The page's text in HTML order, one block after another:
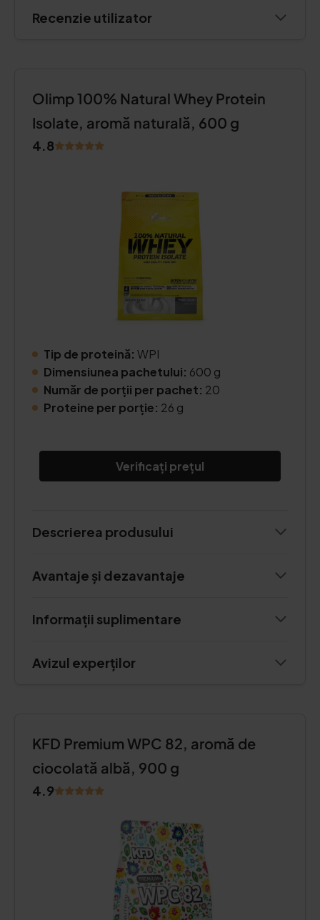
Recenzie utilizator
Olimp 100% Natural Whey Protein
Isolate, aromă naturală, 600 g
4.8
Tip de proteină: WPI
Dimensiunea pachetului: 600 g
Număr de porții per pachet: 20
Proteine per porție: 26 g
Verificați prețul
Descrierea produsului
Avantaje și dezavantaje
Informații suplimentare
Avizul experților
KFD Premium WPC 82, aromă de
ciocolată albă, 900 g
4.9